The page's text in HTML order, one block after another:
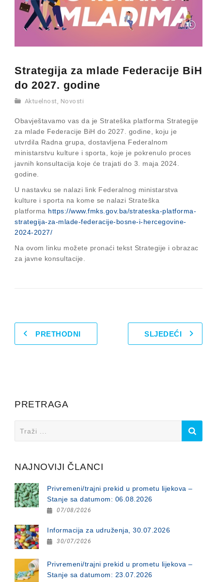
Strategija za mlade Federacije BiH
do 2027. godine
Aktuelnost, Novosti
Obavještavamo vas da je Strateška platforma Strategije
za mlade Federacije BiH do 2027. godine, koju je
utvrdila Radna grupa, dostavljena Federalnom
ministarstvu kulture i sporta, koje je pokrenulo proces
javnih konsultacija koje će trajati do 3. maja 2024.
godine.
U nastavku se nalazi link Federalnog ministarstva
kulture i sporta na kome se nalazi Strateška
platforma https://www.fmks.gov.ba/strateska-platforma-
strategija-za-mlade-federacije-bosne-i-hercegovine-
2024-2027/
Na ovom linku možete pronaći tekst Strategije i obrazac
za javne konsultacije.
PRETHODNI SLJEDEĆI
PRETRAGA
for:
NAJNOVIJI ČLANCI
Privremeni/trajni prekid u prometu lijekova –
Stanje sa datumom: 06.08.2026
07/08/2026
Informacija za udruženja, 30.07.2026
30/07/2026
Privremeni/trajni prekid u prometu lijekova –
Stanje sa datumom: 23.07.2026